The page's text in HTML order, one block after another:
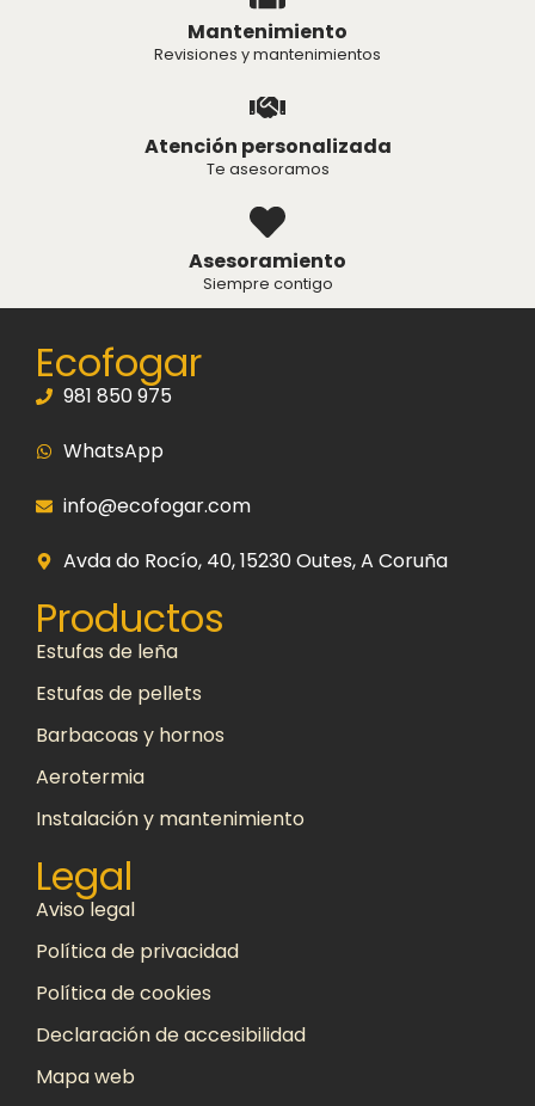
Mantenimiento
Revisiones y mantenimientos
Atención personalizada
Te asesoramos
Asesoramiento
Siempre contigo
Ecofogar
981 850 975
WhatsApp
info@ecofogar.com
Avda do Rocío, 40, 15230 Outes, A Coruña
Productos
Estufas de leña
Estufas de pellets
Barbacoas y hornos
Aerotermia
Instalación y mantenimiento
Legal
Aviso legal
Política de privacidad
Política de cookies
Declaración de accesibilidad
Mapa web